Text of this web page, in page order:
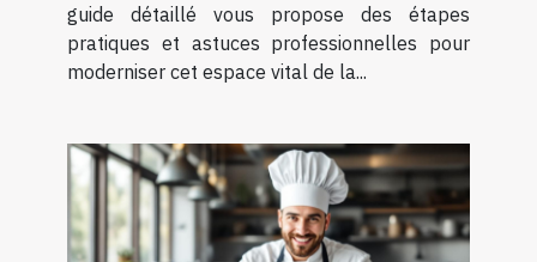
guide détaillé vous propose des étapes
pratiques et astuces professionnelles pour
moderniser cet espace vital de la...